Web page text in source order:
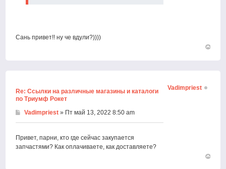
Сань привет!! ну че вдули?))))
Re: Ссылки на различные магазины и каталоги
по Триумф Рокет
Vadimpriest » Пт май 13, 2022 8:50 am
Привет, парни, кто где сейчас закупается
запчастями? Как оплачиваете, как доставляете?
Vadimpriest